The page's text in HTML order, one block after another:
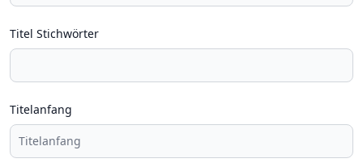
Titel Stichwörter
Titelanfang